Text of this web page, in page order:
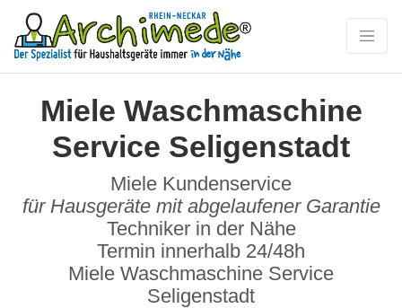
Miele Waschmaschine
Service Seligenstadt
Miele Kundenservice
für Hausgeräte mit abgelaufener Garantie
Techniker in der Nähe
Termin innerhalb 24/48h
Miele Waschmaschine Service
Seligenstadt